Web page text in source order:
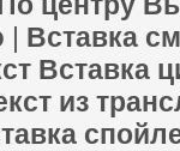
| Вставка
Вставка
из